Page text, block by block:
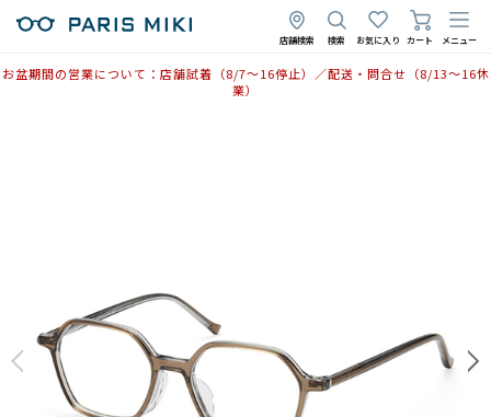
店舗検索 検索 お気に入り カート メニュー
お盆期間の営業について：店舗試着（8/7〜16停止）／配送・問合せ（8/13〜16休
業）
2025年11月25日